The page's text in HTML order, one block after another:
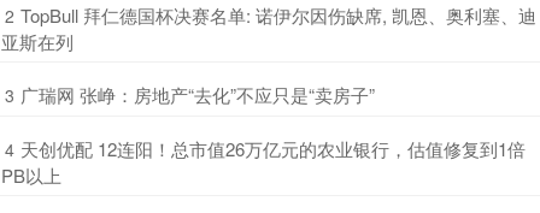
2 ​TopBull 拜仁德国杯决赛名单: 诺伊尔因伤缺席, 凯恩、奥利塞、迪
亚斯在列
3 ​广瑞网 张峥：房地产“去化”不应只是“卖房子”
4 ​天创优配 12连阳！总市值26万亿元的农业银行，估值修复到1倍
PB以上